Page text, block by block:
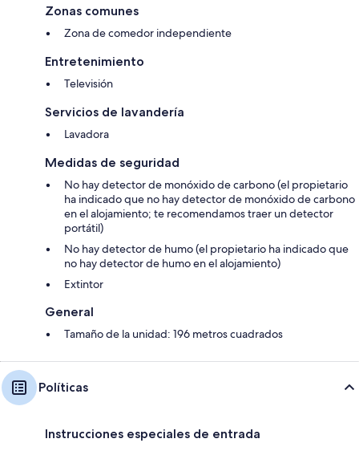
Zonas comunes
Zona de comedor independiente
Entretenimiento
Televisión
Servicios de lavandería
Lavadora
Medidas de seguridad
No hay detector de monóxido de carbono (el propietario
ha indicado que no hay detector de monóxido de carbono
en el alojamiento; te recomendamos traer un detector
portátil)
No hay detector de humo (el propietario ha indicado que
no hay detector de humo en el alojamiento)
Extintor
General
Tamaño de la unidad: 196 metros cuadrados
Políticas
Instrucciones especiales de entrada